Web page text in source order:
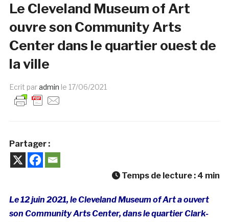
Le Cleveland Museum of Art
ouvre son Community Arts
Center dans le quartier ouest de
la ville
Ecrit paradmin le 17/06/2021
Partager :
Temps de lecture : 4 min
Le 12 juin 2021, le Cleveland Museum of Art a ouvert
son Community Arts Center, dans le quartier Clark-